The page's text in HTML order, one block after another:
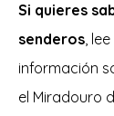
Si quieres
senderos,
información
el Miradouro